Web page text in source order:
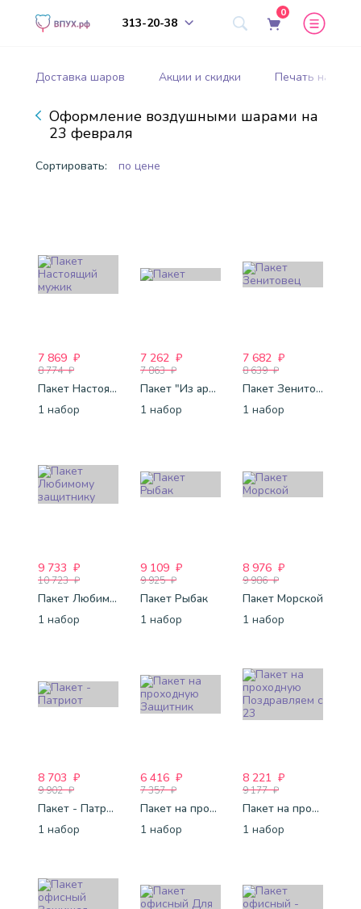
313-20-38
0
Доставка шаров Акции и скидки Печать на
Оформление воздушными шарами на
23 февраля
Сортировать: по цене
7 869 ₽
8 774 ₽
Пакет Настоящий мужик
1 набор
7 262 ₽
7 863 ₽
Пакет "Из армии"
1 набор
7 682 ₽
8 639 ₽
Пакет Зенитовец
1 набор
9 733 ₽
10 723 ₽
Пакет Любимому защитнику
1 набор
9 109 ₽
9 925 ₽
Пакет Рыбак
1 набор
8 976 ₽
9 986 ₽
Пакет Морской
1 набор
8 703 ₽
9 902 ₽
Пакет - Патриот
1 набор
6 416 ₽
7 357 ₽
Пакет на проходную Защитник
1 набор
8 221 ₽
9 177 ₽
Пакет на проходную Поздравляем с 23
1 набор